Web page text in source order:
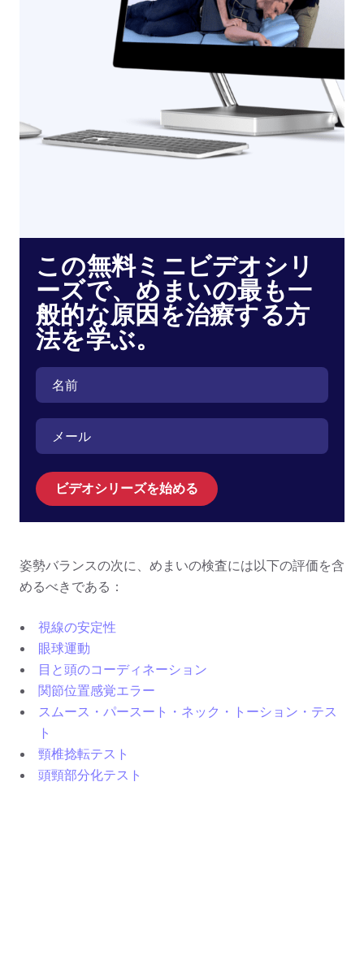
この無料ミニビデオシリ
ーズで、めまいの最も一
般的な原因を治療する方
法を学ぶ。
ビデオシリーズを始める
姿勢バランスの次に、めまいの検査には以下の評価を含
めるべきである：
視線の安定性
眼球運動
目と頭のコーディネーション
関節位置感覚エラー
スムース・パースート・ネック・トーション・テス
ト
頸椎捻転テスト
頭頸部分化テスト